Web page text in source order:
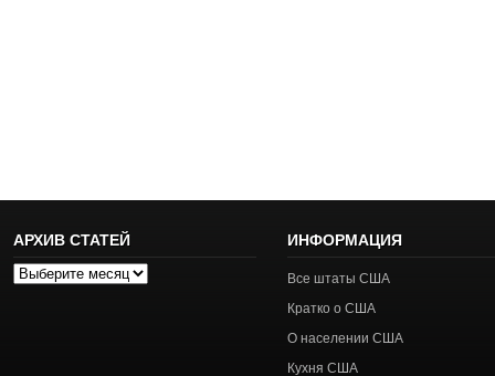
АРХИВ СТАТЕЙ
Архив
ИНФОРМАЦИЯ
Все штаты США
Кратко о США
О населении США
Кухня США